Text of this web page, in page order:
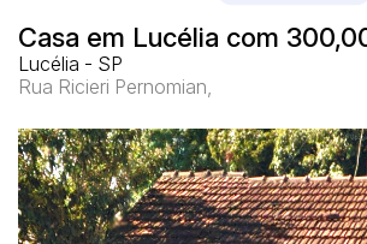
Casa em Lucélia com
Lucélia - SP
Rua Ricieri Pernomian,